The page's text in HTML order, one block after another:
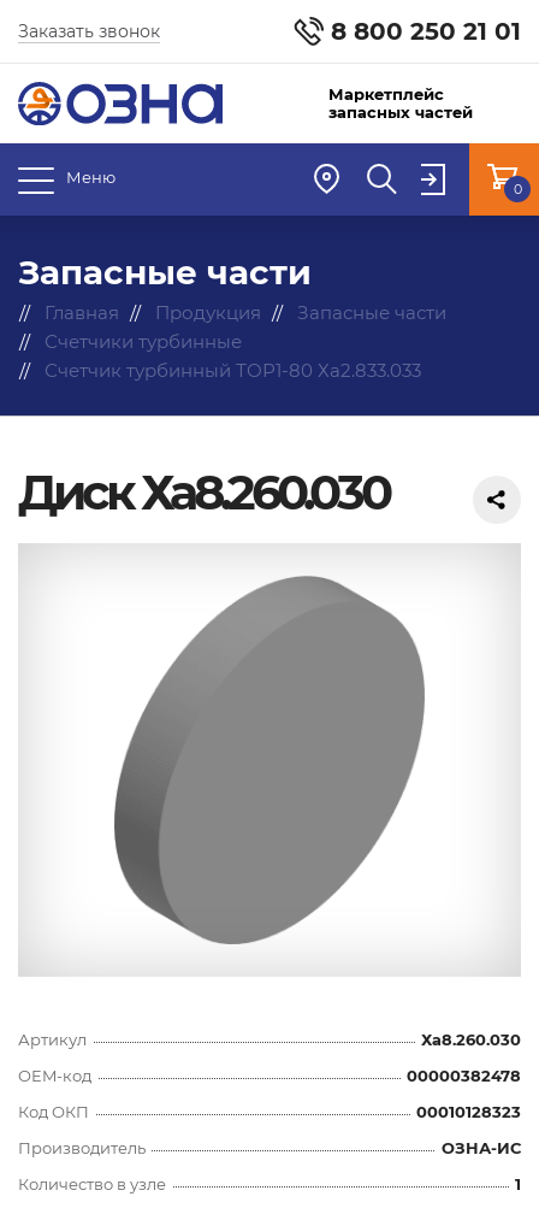
8 800 250 21 01
Заказать звонок
Маркетплейс
запасных частей
Меню
0
Запасные части
Главная Продукция
Запасные части
Счетчики турбинные
Счетчик турбинный ТОР1-80 Ха2.833.033
Диск Ха8.260.030
Артикул
Ха8.260.030
OEM-код
00000382478
Код ОКП
00010128323
Производитель
ОЗНА-ИС
Количество в узле
1